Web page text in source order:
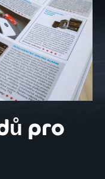
pro